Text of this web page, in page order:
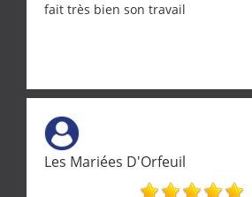
fait très bien son travail
Les Mariées D'Orfeuil